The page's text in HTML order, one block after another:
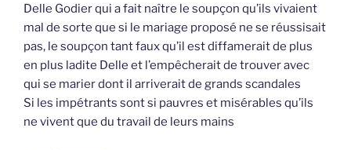
Delle Godier qui a fait naître le soupçon qu’ils vivaient
mal de sorte que si le mariage proposé ne se réussisait
pas, le soupçon tant faux qu’il est diffamerait de plus
en plus ladite Delle et l’empêcherait de trouver avec
qui se marier dont il arriverait de grands scandales
Si les impétrants sont si pauvres et misérables qu’ils
ne vivent que du travail de leurs mains